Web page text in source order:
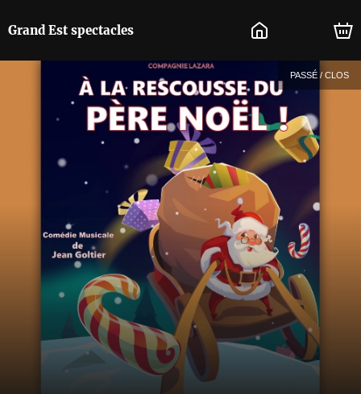
Grand Est spectacles
PASSÉ / CLOS